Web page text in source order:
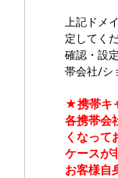
上記ドメ
定してく
確認・設
帯会社/シ
★携帯キ
各携帯会
くなって
ケースが
お客様自